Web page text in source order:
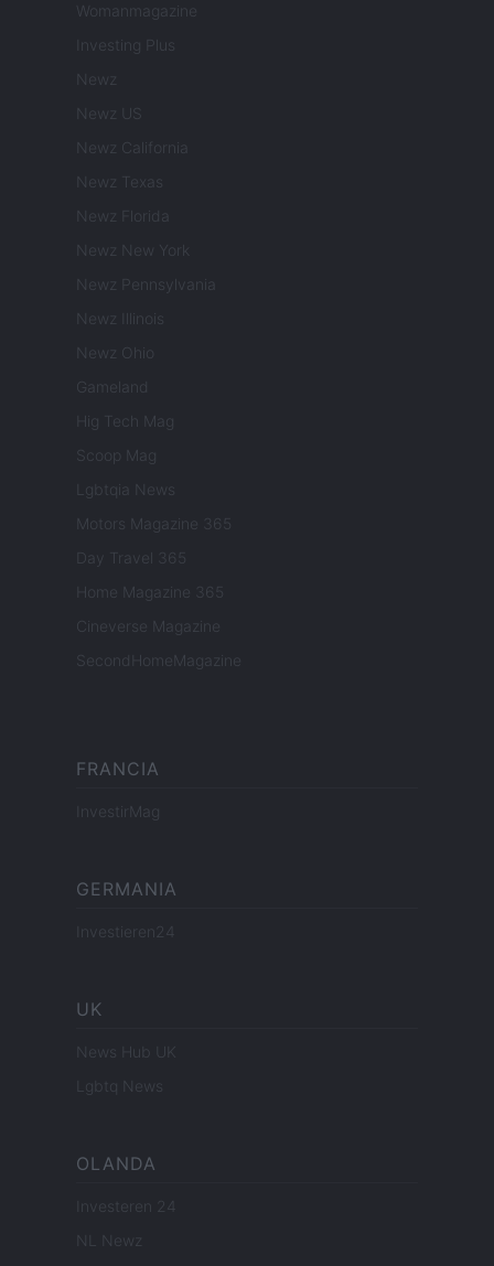
Womanmagazine
Investing Plus
Newz
Newz US
Newz California
Newz Texas
Newz Florida
Newz New York
Newz Pennsylvania
Newz Illinois
Newz Ohio
Gameland
Hig Tech Mag
Scoop Mag
Lgbtqia News
Motors Magazine 365
Day Travel 365
Home Magazine 365
Cineverse Magazine
SecondHomeMagazine
FRANCIA
InvestirMag
GERMANIA
Investieren24
UK
News Hub UK
Lgbtq News
OLANDA
Investeren 24
NL Newz